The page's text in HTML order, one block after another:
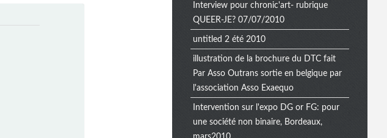
Interview pour chronic'art- rubrique
QUEER-JE? 07/07/2010
untitled 2 été 2010
illustration de la brochure du DTC fait
Par Asso Outrans sortie en belgique par
l'association Asso Exaequo
Intervention sur l'expo DG or FG: pour
une société non binaire, Bordeaux,